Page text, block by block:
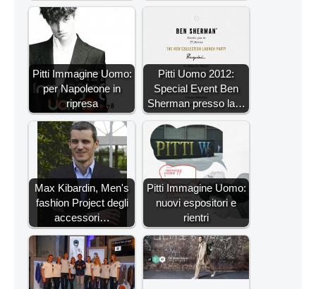
Pitti Immagine Uomo:
per Napoleone in
ripresa
Pitti Uomo 2012:
Special Event Ben
Sherman presso la…
Max Kibardin, Men's
fashion Project degli
accessori…
Pitti Immagine Uomo:
nuovi espositori e
rientri